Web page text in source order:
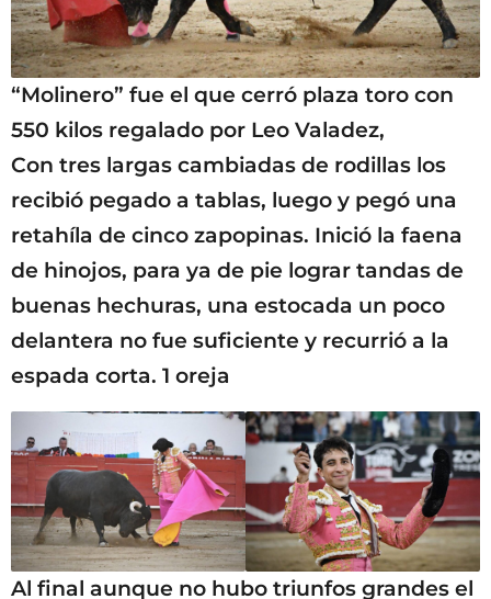
“Molinero” fue el que cerró plaza toro con
550 kilos regalado por Leo Valadez,
Con tres largas cambiadas de rodillas los
recibió pegado a tablas, luego y pegó una
retahíla de cinco zapopinas. Inició la faena
de hinojos, para ya de pie lograr tandas de
buenas hechuras, una estocada un poco
delantera no fue suficiente y recurrió a la
espada corta. 1 oreja
Al final aunque no hubo triunfos grandes el